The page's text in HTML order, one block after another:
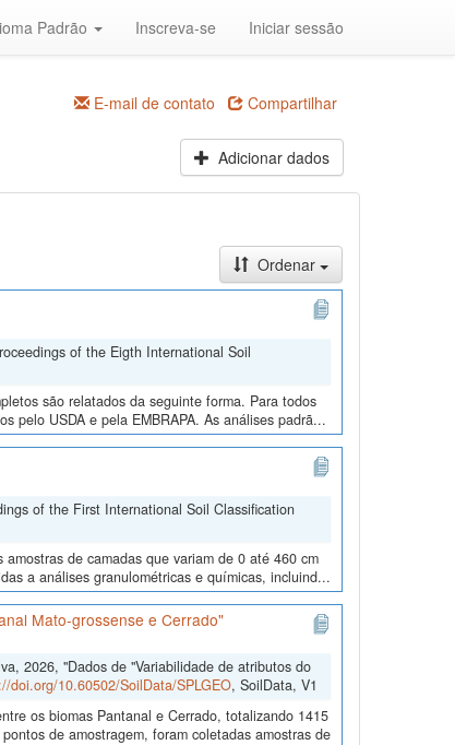
Padrão Inscreva-se Iniciar sessão
E-mail de contato Compartilhar
Adicionar dados
Ordenar
of the Eigth International Soil
são relatados da seguinte forma. Para todos
pelo USDA e pela EMBRAPA. As análises padrã...
of the First International Soil Classification
de camadas que variam de 0 até 460 cm
a análises granulométricas e químicas, incluind...
Mato-grossense e Cerrado"
2026, "Dados de "Variabilidade de atributos do
doi.org/10.60502/SoilData/SPLGEO, SoilData, V1
os biomas Pantanal e Cerrado, totalizando 1415
de amostragem, foram coletadas amostras de